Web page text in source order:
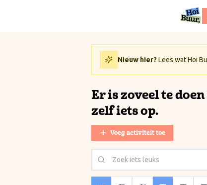
Nieuw hier? Lees wat Hoi
Er is zoveel te
zelf iets op.
Voeg activiteit toe